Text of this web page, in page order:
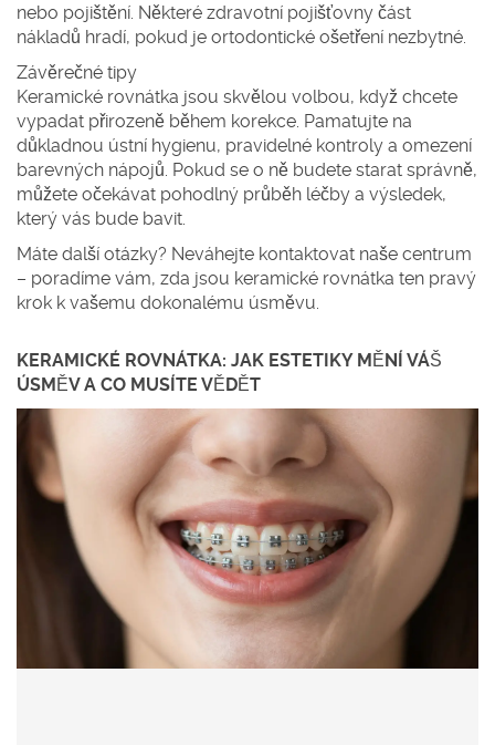
nebo pojištění. Některé zdravotní pojišťovny část
nákladů hradí, pokud je ortodontické ošetření nezbytné.
Závěrečné tipy
Keramické rovnátka jsou skvělou volbou, když chcete
vypadat přirozeně během korekce. Pamatujte na
důkladnou ústní hygienu, pravidelné kontroly a omezení
barevných nápojů. Pokud se o ně budete starat správně,
můžete očekávat pohodlný průběh léčby a výsledek,
který vás bude bavit.
Máte další otázky? Neváhejte kontaktovat naše centrum
– poradíme vám, zda jsou keramické rovnátka ten pravý
krok k vašemu dokonalému úsměvu.
KERAMICKÉ ROVNÁTKA: JAK ESTETIKY MĚNÍ VÁŠ
ÚSMĚV A CO MUSÍTE VĚDĚT